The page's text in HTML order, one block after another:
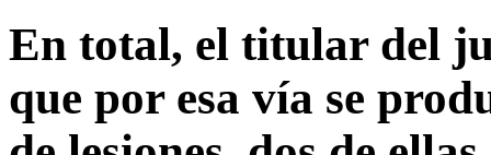
En total, el titular del
que por esa vía se